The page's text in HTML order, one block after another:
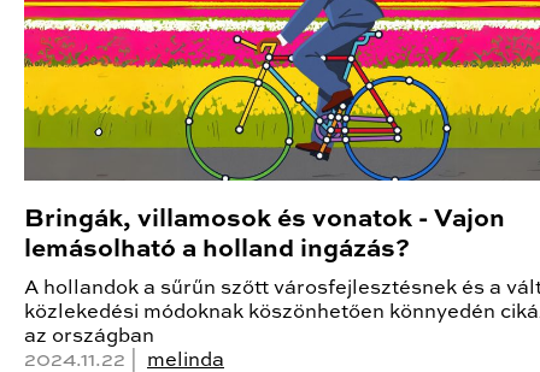
Bringák, villamosok és vonatok - Vajon
lemásolható a holland ingázás?
A hollandok a sűrűn szőtt városfejlesztésnek és a
közlekedési módoknak köszönhetően könnyedén
az országban
2024.11.22 | melinda